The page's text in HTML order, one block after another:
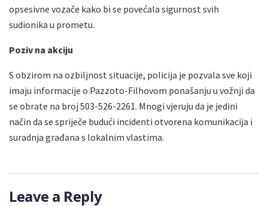
opsesivne vozače kako bi se povećala sigurnost svih
sudionika u prometu.
Poziv na akciju
S obzirom na ozbiljnost situacije, policija je pozvala sve koji
imaju informacije o Pazzoto-Filhovom ponašanju u vožnji da
se obrate na broj 503-526-2261. Mnogi vjeruju da je jedini
način da se spriječe budući incidenti otvorena komunikacija i
suradnja građana s lokalnim vlastima.
Leave a Reply